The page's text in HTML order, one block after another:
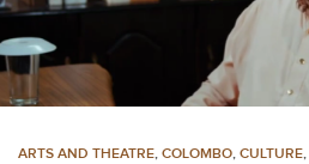
o
n
t
e
ARTS AND THEATRE, COLOMBO, CULTURE,